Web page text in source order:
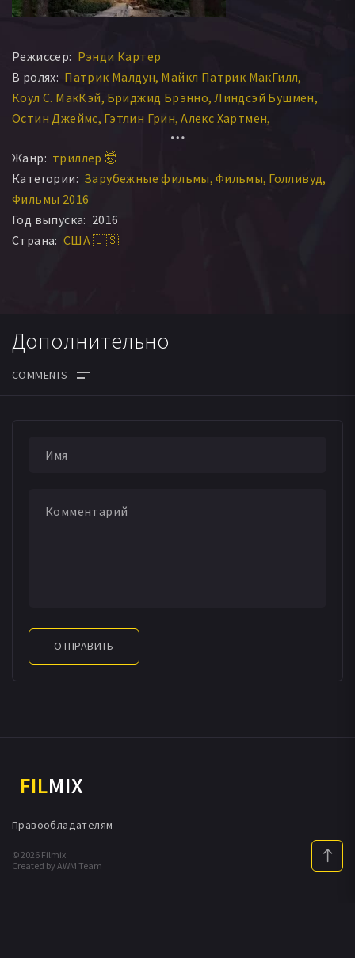
Режиссер: Рэнди Картер
В ролях: Патрик Малдун Майкл Патрик МакГилл
Коул С. МакКэй Бриджид Брэнно Линдсэй Бушмен
Остин Джеймс Гэтлин Грин Алекс Хартмен
Джастин Берти
Аарон Норвелл Robert Starr
Anthony Q. Williams Энн Монтайон
Жанр: триллер 🤯
Категории: Зарубежные фильмы Фильмы Голливуд
Фильмы 2016
Год выпуска: 2016
Страна: США 🇺🇸
Дополнительно
ОТПРАВИТЬ
FILMIX
© 2026 Filmix
Created by AWM Team
Правообладателям